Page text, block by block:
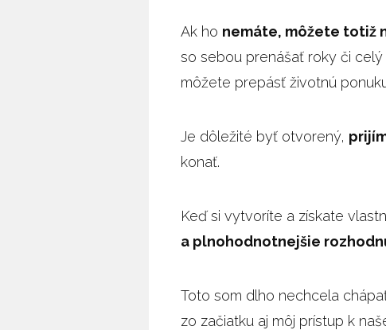
Ak ho nemáte, môžete totiž
so sebou prenášať roky či
môžete prepásť životnú
Je dôležité byť otvorený,
konať.
Keď si vytvoríte a získate
a plnohodnotnejšie
Toto som dlho nechcela
zo začiatku aj môj prístup k